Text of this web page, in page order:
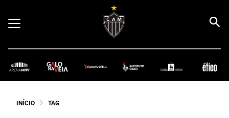
INÍCIO TAG